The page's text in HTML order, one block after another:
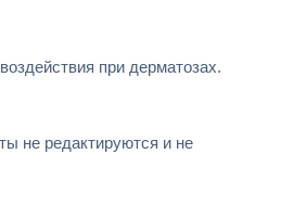
при дерматозах.
не редактируются и не